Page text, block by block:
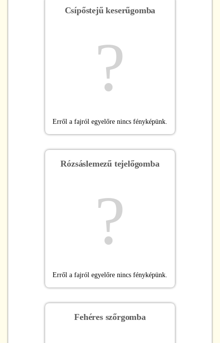
Csípőstejű keserűgomba
?
Erről a fajról egyelőre nincs fényképünk.
Rózsáslemezű tejelőgomba
?
Erről a fajról egyelőre nincs fényképünk.
Fehéres szőrgomba